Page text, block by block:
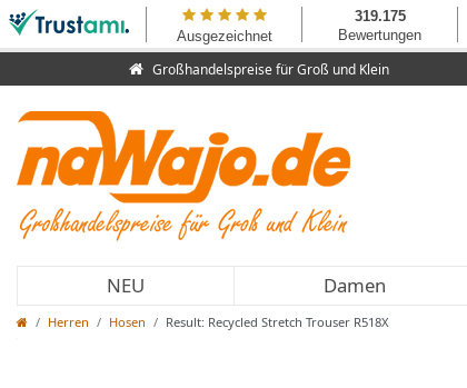
Großhandelspreise für Groß und Klein
NEU Damen
Herren Hosen Result: Recycled Stretch Trouser R518X